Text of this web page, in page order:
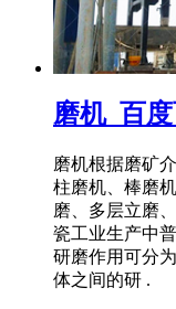
磨机_百
磨机根据磨矿
柱磨机、棒磨
磨、多层立磨
瓷工业生产中
研磨作用可分
体之间的研 .